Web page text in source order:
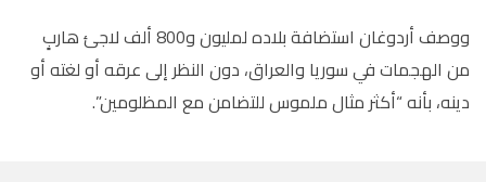
ووصف أردوغان استضافة بلاده لمليون و800 ألف لاجئ هاربٍ
من الهجمات في سوريا والعراق، دون النظر إلى عرقه أو لغته أو
دينه، بأنه “أكثر مثال ملموس للتضامن مع المظلومين”.